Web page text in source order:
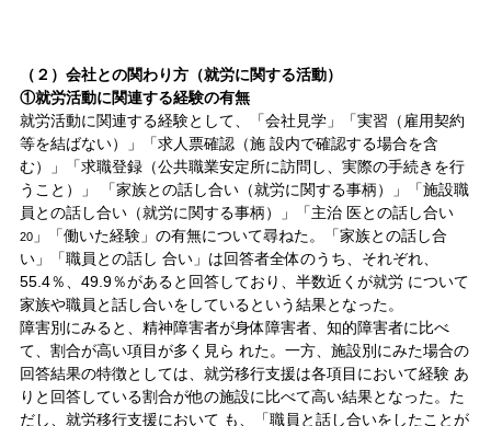
（２）会社との関わり方（就労に関する活動）
①就労活動に関連する経験の有無
就労活動に関連する経験として、「会社見学」「実習（雇用契約
等を結ばない）」「求人票確認（施 設内で確認する場合を含
む）」「求職登録（公共職業安定所に訪問し、実際の手続きを行
うこと）」 「家族との話し合い（就労に関する事柄）」「施設職
員との話し合い（就労に関する事柄）」「主治 医との話し合い
20」「働いた経験」の有無について尋ねた。「家族との話し合
い」「職員との話し 合い」は回答者全体のうち、それぞれ、
55.4％、49.9％があると回答しており、半数近くが就労 について
家族や職員と話し合いをしているという結果となった。
障害別にみると、精神障害者が身体障害者、知的障害者に比べ
て、割合が高い項目が多く見ら れた。一方、施設別にみた場合の
回答結果の特徴としては、就労移行支援は各項目において経験 あ
りと回答している割合が他の施設に比べて高い結果となった。た
だし、就労移行支援において も、「職員と話し合いをしたことが